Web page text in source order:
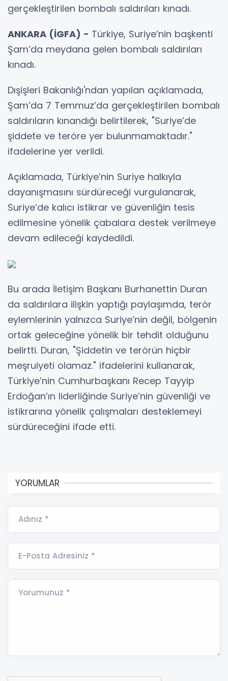
gerçekleştirilen bombalı saldırıları kınadı.
ANKARA (İGFA) - Türkiye, Suriye’nin başkenti
Şam’da meydana gelen bombalı saldırıları
kınadı.
Dışişleri Bakanlığı'ndan yapılan açıklamada,
Şam’da 7 Temmuz’da gerçekleştirilen bombalı
saldırıların kınandığı belirtilerek, "Suriye’de
şiddete ve teröre yer bulunmamaktadır."
ifadelerine yer verildi.
Açıklamada, Türkiye’nin Suriye halkıyla
dayanışmasını sürdüreceği vurgulanarak,
Suriye’de kalıcı istikrar ve güvenliğin tesis
edilmesine yönelik çabalara destek verilmeye
devam edileceği kaydedildi.
Bu arada İletişim Başkanı Burhanettin Duran
da saldırılara ilişkin yaptığı paylaşımda, terör
eylemlerinin yalnızca Suriye’nin değil, bölgenin
ortak geleceğine yönelik bir tehdit olduğunu
belirtti. Duran, "Şiddetin ve terörün hiçbir
meşruiyeti olamaz." ifadelerini kullanarak,
Türkiye’nin Cumhurbaşkanı Recep Tayyip
Erdoğan’ın liderliğinde Suriye’nin güvenliği ve
istikrarına yönelik çalışmaları desteklemeyi
sürdüreceğini ifade etti.
YORUMLAR
Adınız *
E-Posta Adresiniz *
Yorumunuz *